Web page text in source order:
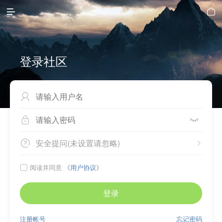
 
登录社区

 
 
安全提问(未设置请忽略)
 阅读并同意 《用户协议》
登录
忘记密码
注册帐号